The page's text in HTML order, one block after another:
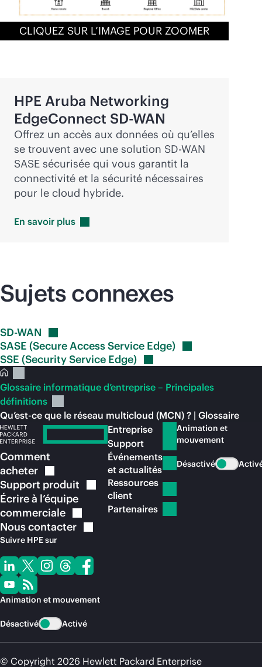
CLIQUEZ SUR L’IMAGE POUR ZOOMER
HPE Aruba Networking
EdgeConnect SD-WAN
Offrez un accès aux données où qu’elles
se trouvent avec une solution SD-WAN
SASE sécurisée qui vous garantit la
connectivité et la sécurité nécessaires
pour le cloud hybride.
En savoir plus
Sujets connexes
SD-WAN
SASE (Secure Access Service Edge)
SSE (Security Service Edge)
Glossaire informatique d’entreprise – Principales
définitions
Qu’est-ce que le réseau multicloud (MCN) ? | Glossaire
Comment
acheter
Support produit
Écrire à l’équipe
commerciale
Nouscontacter
Suivre HPE sur
Animation et mouvement
Désactivé Activé
Entreprise
Support
Événements
et actualités
Ressources
client
Partenaires
Animation et
mouvement
Désactivé
© Copyright 2026 Hewlett Packard Enterprise